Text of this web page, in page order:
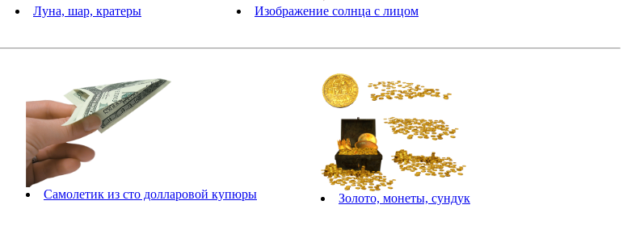
Луна, шар, кратеры
Изображение солнца с лицом
Самолетик из сто долларовой купюры Золото, монеты, сундук